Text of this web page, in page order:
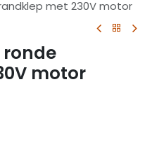
met 230V motor
ronde
motor